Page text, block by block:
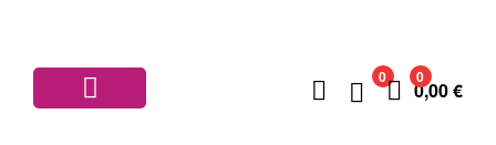
0 0
0,00€